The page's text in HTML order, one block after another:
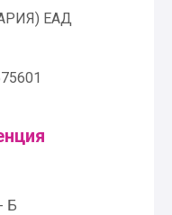
ЕАД
Б